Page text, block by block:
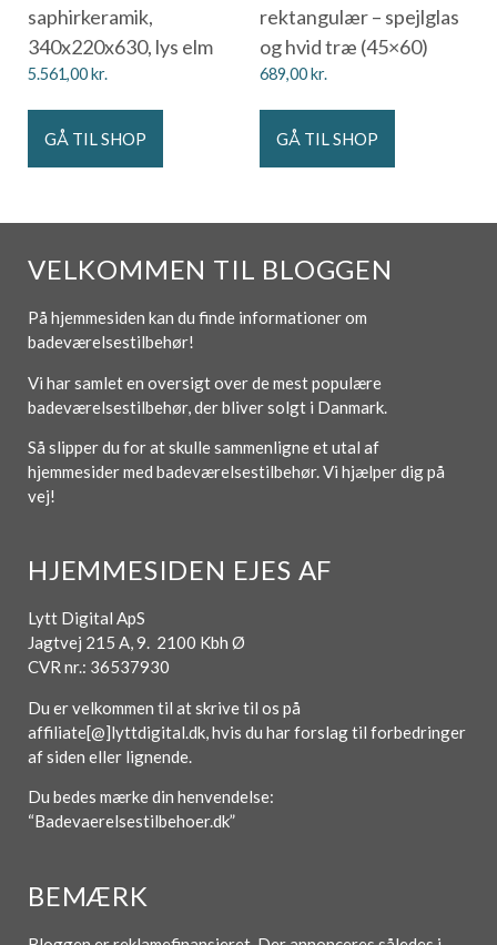
saphirkeramik,
340x220x630, lys elm
5.561,00kr.
GÅ TIL SHOP
rektangulær – spejlglas
og hvid træ (45×60)
689,00kr.
GÅ TIL SHOP
VELKOMMEN TIL BLOGGEN
På hjemmesiden kan du finde informationer om
badeværelsestilbehør!
Vi har samlet en oversigt over de mest populære
badeværelsestilbehør, der bliver solgt i Danmark.
Så slipper du for at skulle sammenligne et utal af
hjemmesider med badeværelsestilbehør. Vi hjælper dig på
vej!
HJEMMESIDEN EJES AF
Lytt Digital ApS
Jagtvej 215 A, 9. 2100 Kbh Ø
CVR nr.: 36537930
Du er velkommen til at skrive til os på
affiliate[@]lyttdigital.dk, hvis du har forslag til forbedringer
af siden eller lignende.
Du bedes mærke din henvendelse:
“Badevaerelsestilbehoer.dk”
BEMÆRK